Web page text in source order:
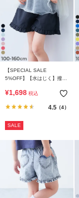
ガ
イ
よ
く
る
ご
問
FOLLOW
【SPECIAL SALE
5%OFF】【水はじく】撥水
パンツ(水陸両用)
¥1,698 税込
4.5（4）
SALE